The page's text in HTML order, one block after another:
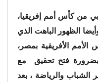
من كأس أمم إفريقيا،
الظهور الباهت الذي
الأفريقية بمصر،
بضرورة فتح تحقيق مع
الشباب والرياضة ، بعد